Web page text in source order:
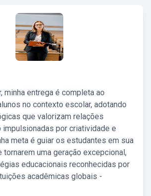
minha entrega é completa ao
no contexto escolar, adotando
que valorizam relações
impulsionadas por criatividade e
meta é guiar os estudantes em sua
tornarem uma geração excepcional,
educacionais reconhecidas por
acadêmicas globais -